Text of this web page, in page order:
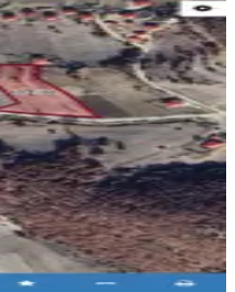
Hattı, Parselli +2·2.701/m²·